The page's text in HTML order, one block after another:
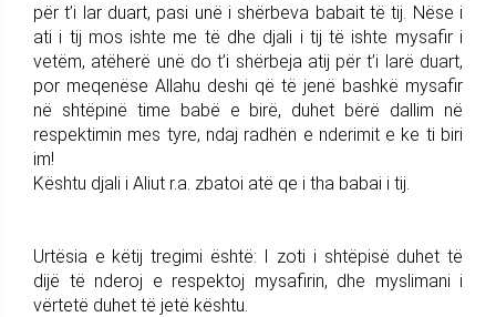
për t’i lar duart, pasi unë i shërbeva babait të tij. Nëse i
ati i tij mos ishte me të dhe djali i tij të ishte mysafir i
vetëm, atëherë unë do t’i shërbeja atij për t’i larë duart,
por meqenëse Allahu deshi që të jenë bashkë mysafir
në shtëpinë time babë e birë, duhet bërë dallim në
respektimin mes tyre, ndaj radhën e nderimit e ke ti biri
im!
Kështu djali i Aliut r.a. zbatoi atë qe i tha babai i tij.
Urtësia e këtij tregimi është: I zoti i shtëpisë duhet të
dijë të nderoj e respektoj mysafirin, dhe myslimani i
vërtetë duhet të jetë kështu.